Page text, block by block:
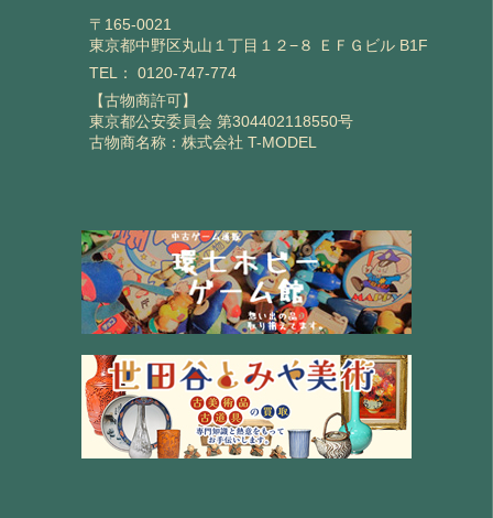
〒165-0021
東京都中野区丸山１丁目１２−８ ＥＦＧビル B1F
TEL： 0120-747-774
【古物商許可】
東京都公安委員会 第304402118550号
古物商名称：株式会社 T-MODEL